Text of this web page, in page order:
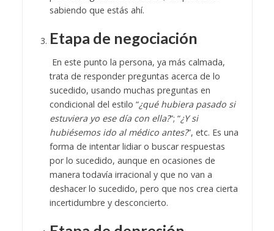
sabiendo que estás ahí.
Etapa de negociación
En este punto la persona, ya más calmada,
trata de responder preguntas acerca de lo
sucedido, usando muchas preguntas en
condicional del estilo “¿qué hubiera pasado si
estuviera yo ese día con ella?”; “¿Y si
hubiésemos ido al médico antes?”, etc. Es una
forma de intentar lidiar o buscar respuestas
por lo sucedido, aunque en ocasiones de
manera todavía irracional y que no van a
deshacer lo sucedido, pero que nos crea cierta
incertidumbre y desconcierto.